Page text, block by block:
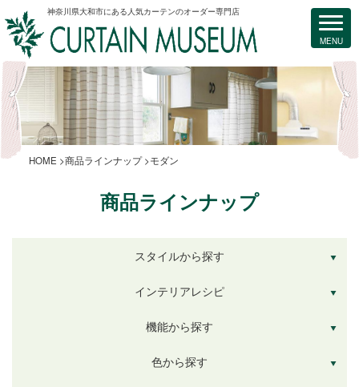
神奈川県大和市にある人気カーテンのオーダー専門店
HOME 商品ラインナップ モダン
商品ラインナップ
スタイルから探す
インテリアレシピ
機能から探す
色から探す